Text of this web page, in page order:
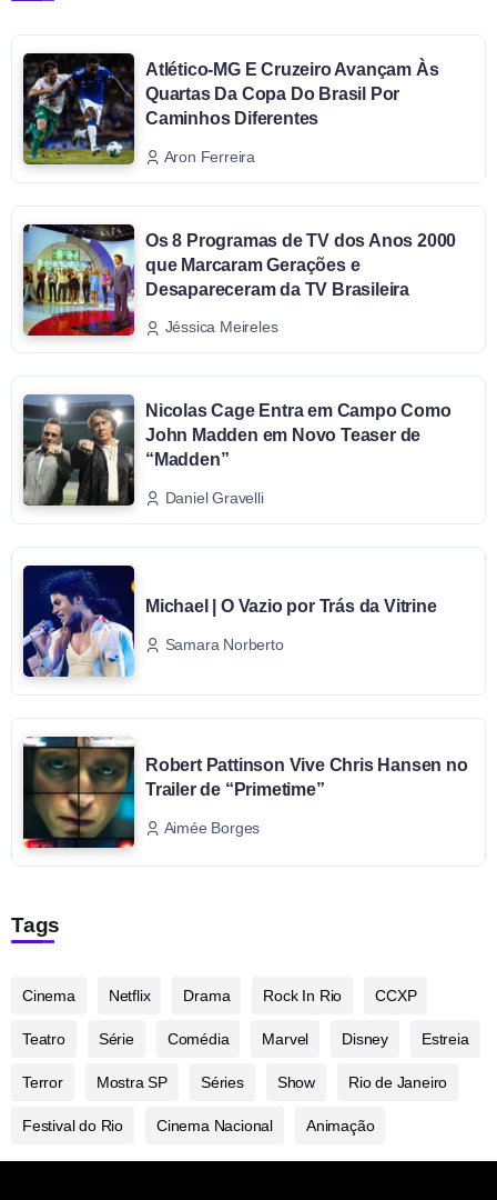
Atlético-MG E Cruzeiro Avançam Às
Quartas Da Copa Do Brasil Por
Caminhos Diferentes
Aron Ferreira
Os 8 Programas de TV dos Anos 2000
que Marcaram Gerações e
Desapareceram da TV Brasileira
Jéssica Meireles
Nicolas Cage Entra em Campo Como
John Madden em Novo Teaser de
“Madden”
Daniel Gravelli
Michael | O Vazio por Trás da Vitrine
Samara Norberto
Robert Pattinson Vive Chris Hansen no
Trailer de “Primetime”
Aimée Borges
Tags
Cinema Netflix Drama Rock In Rio CCXP
Teatro Série Comédia Marvel Disney Estreia
Terror Mostra SP Séries Show Rio de Janeiro
Festival do Rio Cinema Nacional Animação